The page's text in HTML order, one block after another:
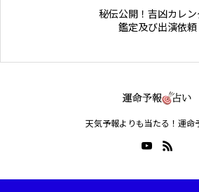
秘伝公開！吉凶カレン
鑑定及び出演依頼
天気予報よりも当たる！運命